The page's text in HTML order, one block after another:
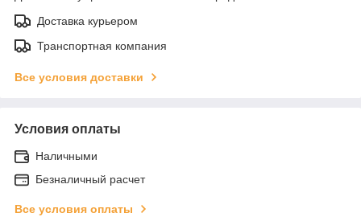
Доставка курьером
Транспортная компания
Все условия доставки
Условия оплаты
Наличными
Безналичный расчет
Все условия оплаты